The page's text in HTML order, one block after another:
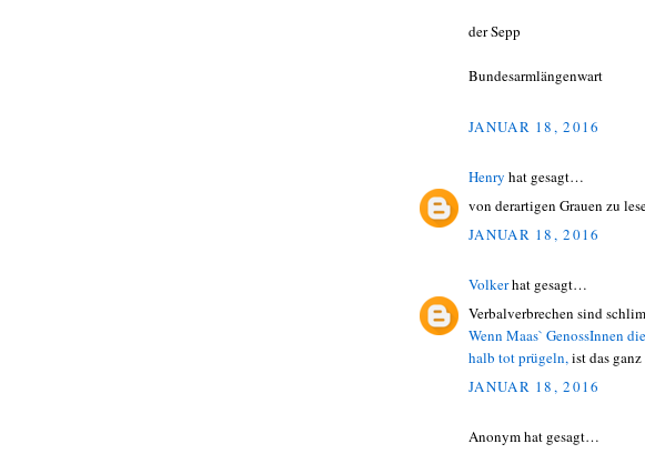
der Sepp
Bundesarmlängenwart
JANUAR 18, 2016
Henry hat gesagt…
von derartigen Grauen zu
JANUAR 18, 2016
Volkerhat gesagt…
Verbalverbrechen sind
Wenn Maas` GenossInnen
halb tot prügeln,ist das
JANUAR 18, 2016
Anonym hat gesagt…